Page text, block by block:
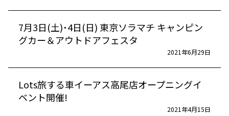
7月3日(土)・4日(日) 東京ソラマチ キャンピン
グカー＆アウトドアフェスタ
2021年6月29日
Lots旅する車イーアス高尾店オープニングイ
ベント開催!
2021年4月15日